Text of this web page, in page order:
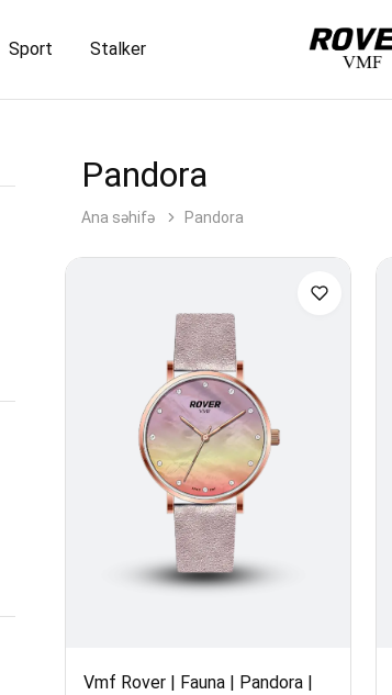
Sport Stalker
VMF
Rover
Pandora
Ana səhifə Pandora
Vmf Rover | Fauna | Pandora |